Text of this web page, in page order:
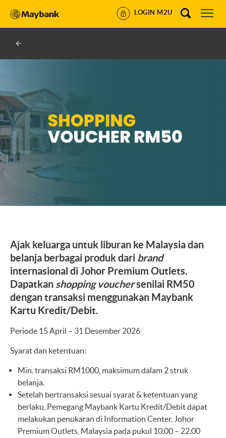
LOGIN M2U
Ajak keluarga untuk liburan ke Malaysia dan
belanja berbagai produk dari brand
internasional di Johor Premium Outlets.
Dapatkan shopping vouchersenilai RM50
dengan transaksi menggunakan Maybank
Kartu Kredit/Debit.
Periode 15 April – 31 Desember 2026
Syarat dan ketentuan:
Min. transaksi RM1000, maksimum dalam 2 struk
belanja.
Setelah bertransaksi sesuai syarat & ketentuan yang
berlaku, Pemegang Maybank Kartu Kredit/Debit dapat
melakukan penukaran di Information Center, Johor
Premium Outlets, Malaysia pada pukul 10.00 – 22.00